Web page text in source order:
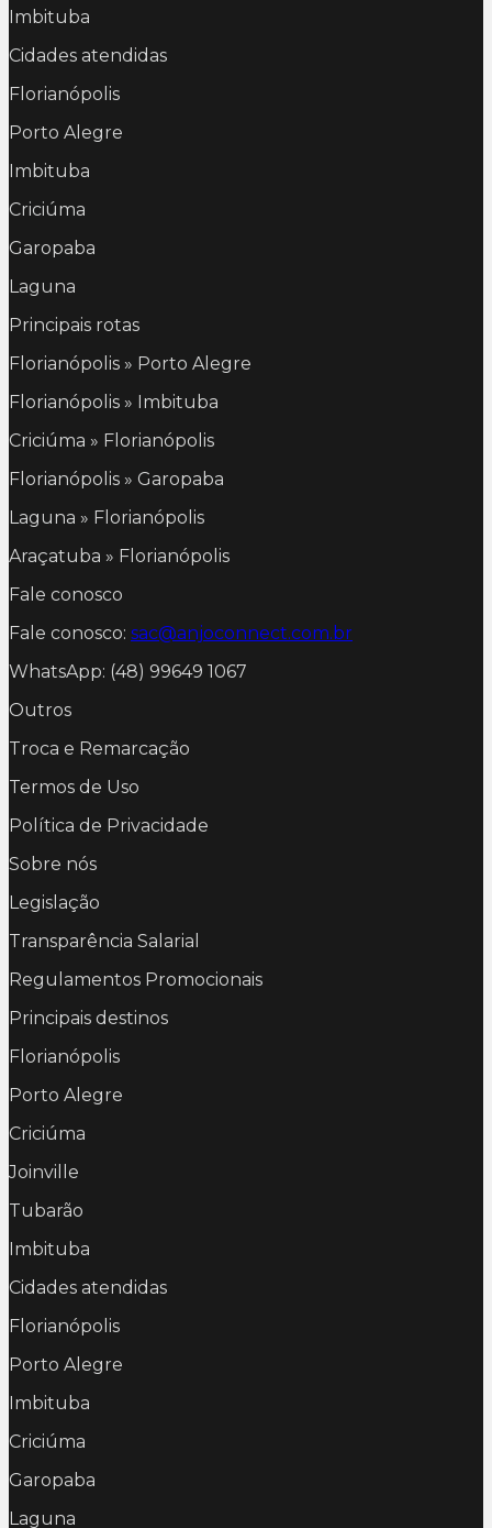
Imbituba
Cidades atendidas
Florianópolis
Porto Alegre
Imbituba
Criciúma
Garopaba
Laguna
Principais rotas
Florianópolis » Porto Alegre
Florianópolis » Imbituba
Criciúma » Florianópolis
Florianópolis » Garopaba
Laguna » Florianópolis
Araçatuba » Florianópolis
Fale conosco
Fale conosco: sac@anjoconnect.com.br
WhatsApp: (48) 99649 1067
Outros
Troca e Remarcação
Termos de Uso
Política de Privacidade
Sobre nós
Legislação
Transparência Salarial
Regulamentos Promocionais
Principais destinos
Florianópolis
Porto Alegre
Criciúma
Joinville
Tubarão
Imbituba
Cidades atendidas
Florianópolis
Porto Alegre
Imbituba
Criciúma
Garopaba
Laguna